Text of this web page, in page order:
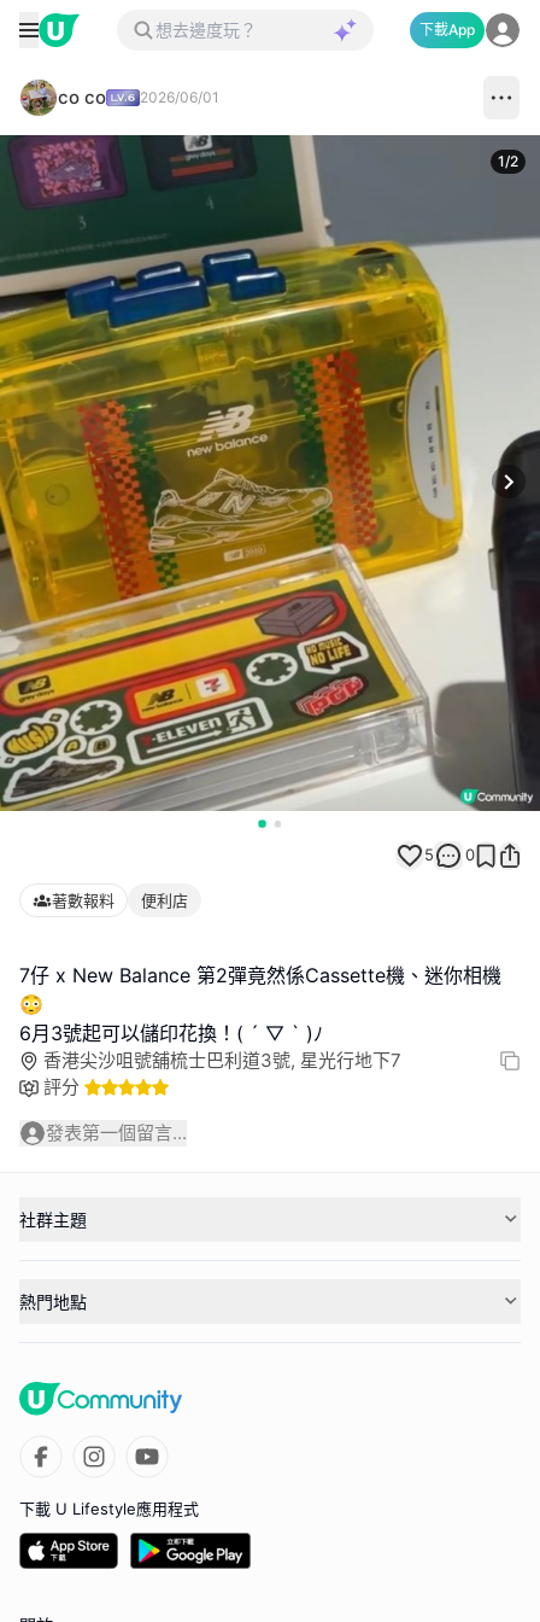
下載App
co co 2026/06/01
1/2
5 0
著數報料 便利店
7仔 x New Balance 第2彈竟然係Cassette機、迷你相機
😳
6月3號起可以儲印花換！( ´ ▽ ` )ﾉ
香港尖沙咀號舖梳士巴利道3號, 星光行地下7
評分
發表第一個留言...
社群主題
熱門地點
下載 U Lifestyle應用程式